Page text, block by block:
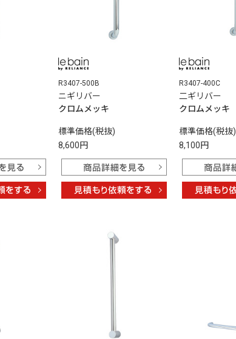
R3407-500B
ニギリバー
クロムメッキ
標準価格(税抜)
8,600円
R3407-400C
二ギリバー
クロムメッキ
標準価格(税抜)
8,100円